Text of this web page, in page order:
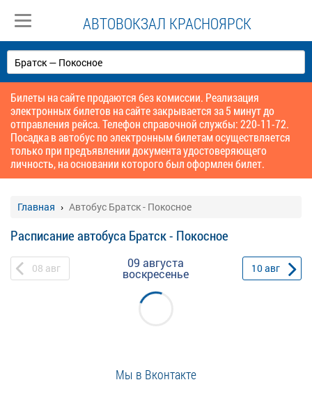
АВТОВОКЗАЛ КРАСНОЯРСК
Билеты на сайте продаются без комиссии. Реализация
электронных билетов на сайте закрывается за 5 минут до
отправления рейса. Телефон справочной службы: 220-11-72.
Посадка в автобус по электронным билетам осуществляется
только при предъявлении документа удостоверяющего
личность, на основании которого был оформлен билет.
Главная Автобус Братск - Покосное
Расписание автобуса Братск - Покосное
08 авг 09 августа
воскресенье 10авг
Мы в Вконтакте